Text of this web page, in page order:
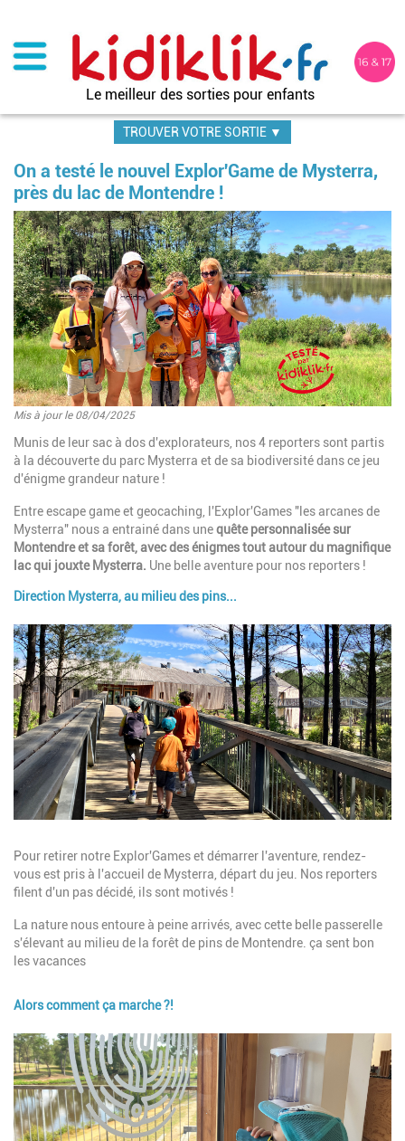
contenu
principal
Le meilleur des sorties pour enfants
TROUVER VOTRE SORTIE ▼
On a testé le nouvel Explor'Game de Mysterra,
près du lac de Montendre !
Image
Mis à jour le 08/04/2025
Introduction
Munis de leur sac à dos d'explorateurs, nos 4 reporters sont partis
à la découverte du parc Mysterra et de sa biodiversité dans ce jeu
d'énigme grandeur nature !
Entre escape game et geocaching, l'Explor'Games "les arcanes de
Mysterra" nous a entrainé dans unequête personnalisée sur
Montendre et sa forêt, avec des énigmes tout autour du magnifique
lac qui jouxte Mysterra. Une belle aventure pour nos reporters !
Paragraphes
Direction Mysterra, au milieu des pins...
Image
Description
Pour retirer notre Explor'Games et démarrer l'aventure, rendez-
vous est pris à l'accueil de Mysterra, départ du jeu. Nos reporters
filent d'un pas décidé, ils sont motivés !
La nature nous entoure à peine arrivés, avec cette belle passerelle
s'élevant au milieu de la forêt de pins de Montendre. ça sent bon
les vacances
Alors comment ça marche ?!
Image